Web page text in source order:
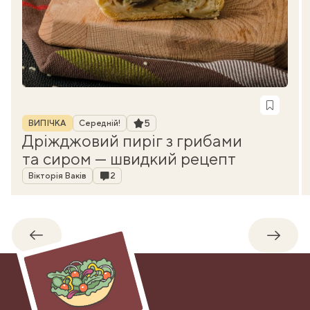
Рубрика
ВИПІЧКА Середній! Рейтинг
5
Дріжджовий пиріг з грибами
та сиром — швидкий рецепт
Автор
Вікторія Ваків Коментарі
2
Назад